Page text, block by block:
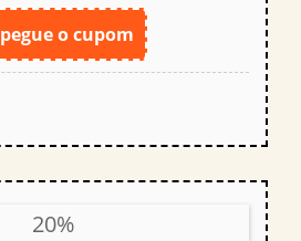
pegue o cupom
20%